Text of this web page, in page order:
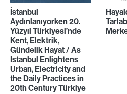
İstanbul
Aydınlanıyorken 20.
Yüzyıl Türkiyesi’nde
Kent, Elektrik,
Gündelik Hayat / As
Istanbul Enlightens
Urban, Electricity and
the Daily Practices in
20th Century Türkiye